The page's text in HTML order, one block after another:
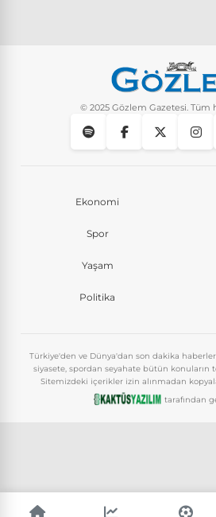
Instagram’da keşfet nasıl
© 2025 Gözlem Gazetesi. Tüm
Ekonomi
Spor
Yaşam
Politika
Türkiye'den ve Dünya'dan son dakika
siyasete, spordan seyahate bütün konuların
Sitemizdeki içerikler izin alınmadan
tarafından